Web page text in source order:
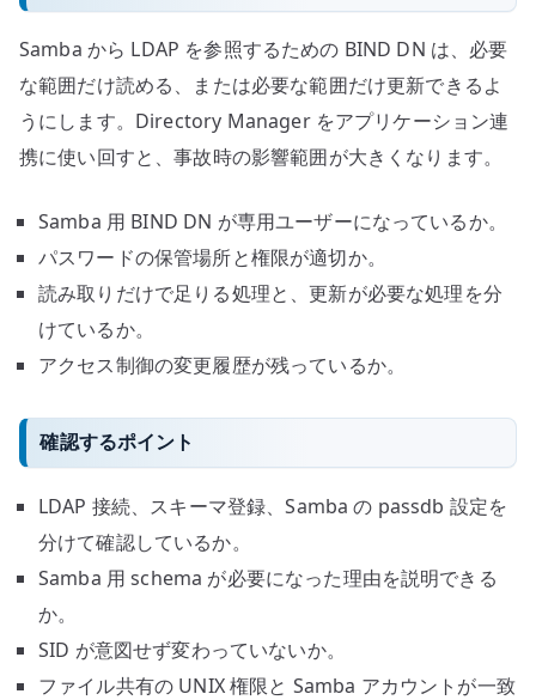
Samba から LDAP を参照するための BIND DN は、必要
な範囲だけ読める、または必要な範囲だけ更新できるよ
うにします。Directory Manager をアプリケーション連
携に使い回すと、事故時の影響範囲が大きくなります。
Samba 用 BIND DN が専用ユーザーになっているか。
パスワードの保管場所と権限が適切か。
読み取りだけで足りる処理と、更新が必要な処理を分
けているか。
アクセス制御の変更履歴が残っているか。
確認するポイント
LDAP 接続、スキーマ登録、Samba の passdb 設定を
分けて確認しているか。
Samba 用 schema が必要になった理由を説明できる
か。
SID が意図せず変わっていないか。
ファイル共有の UNIX 権限と Samba アカウントが一致